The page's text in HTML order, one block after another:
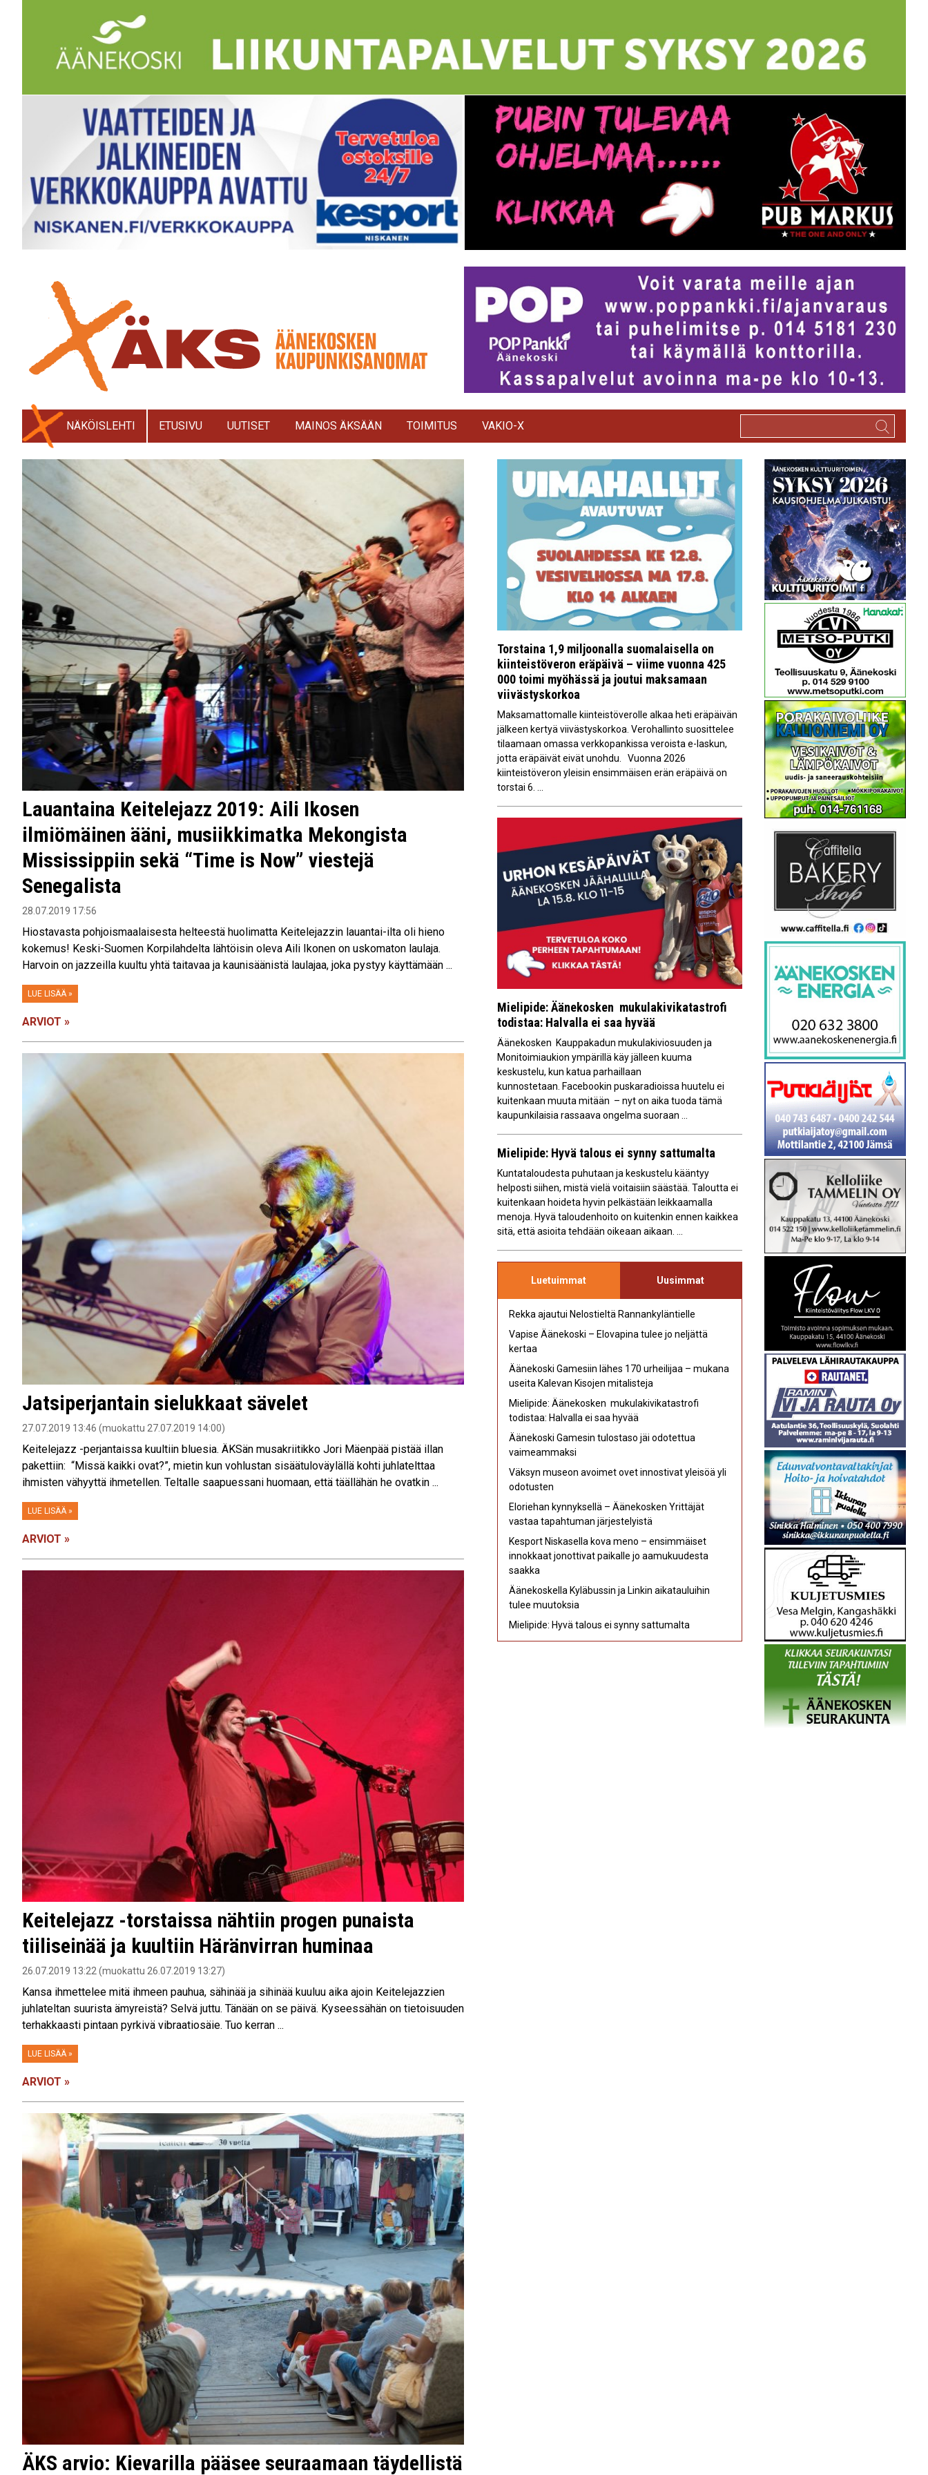
NÄKÖISLEHTI ETUSIVU UUTISET MAINOS ÄKSÄÄN TOIMITUS VAKIO-X
Lauantaina Keitelejazz 2019: Aili Ikosen
ilmiömäinen ääni, musiikkimatka Mekongista
Mississippiin sekä “Time is Now” viestejä
Senegalista
28.07.2019 17:56
Hiostavasta pohjoismaalaisesta helteestä huolimatta Keitelejazzin lauantai-ilta oli hieno
kokemus! Keski-Suomen Korpilahdelta lähtöisin oleva Aili Ikonen on uskomaton laulaja.
Harvoin on jazzeilla kuultu yhtä taitavaa ja kaunisäänistä laulajaa, joka pystyy käyttämään ...
LUE LISÄÄ »
ARVIOT »
Jatsiperjantain sielukkaat sävelet
27.07.2019 13:46 (muokattu 27.07.2019 14:00)
Keitelejazz -perjantaissa kuultiin bluesia. ÄKSän musakriitikko Jori Mäenpää pistää illan
pakettiin: “Missä kaikki ovat?”, mietin kun vohlustan sisäätuloväylällä kohti juhlatelttaa
ihmisten vähyyttä ihmetellen. Teltalle saapuessani huomaan, että täällähän he ovatkin ...
LUE LISÄÄ »
ARVIOT »
Keitelejazz -torstaissa nähtiin progen punaista
tiiliseinää ja kuultiin Häränvirran huminaa
26.07.2019 13:22 (muokattu 26.07.2019 13:27)
Kansa ihmettelee mitä ihmeen pauhua, sähinää ja sihinää kuuluu aika ajoin Keitelejazzien
juhlateltan suurista ämyreistä? Selvä juttu. Tänään on se päivä. Kyseessähän on tietoisuuden
terhakkaasti pintaan pyrkivä vibraatiosäie. Tuo kerran ...
LUE LISÄÄ »
ARVIOT »
ÄKS arvio: Kievarilla pääsee seuraamaan täydellistä
Torstaina 1,9 miljoonalla suomalaisella on
kiinteistöveron eräpäivä – viime vuonna 425
000 toimi myöhässä ja joutui maksamaan
viivästyskorkoa
Maksamattomalle kiinteistöverolle alkaa heti eräpäivän
jälkeen kertyä viivästyskorkoa. Verohallinto suosittelee
tilaamaan omassa verkkopankissa veroista e-laskun,
jotta eräpäivät eivät unohdu. Vuonna 2026
kiinteistöveron yleisin ensimmäisen erän eräpäivä on
torstai 6. ...
Mielipide: Äänekosken mukulakivikatastrofi
todistaa: Halvalla ei saa hyvää
Äänekosken Kauppakadun mukulakiviosuuden ja
Monitoimiaukion ympärillä käy jälleen kuuma
keskustelu, kun katua parhaillaan
kunnostetaan. Facebookin puskaradioissa huutelu ei
kuitenkaan muuta mitään – nyt on aika tuoda tämä
kaupunkilaisia rassaava ongelma suoraan ...
Mielipide: Hyvä talous ei synny sattumalta
Kuntataloudesta puhutaan ja keskustelu kääntyy
helposti siihen, mistä vielä voitaisiin säästää. Taloutta ei
kuitenkaan hoideta hyvin pelkästään leikkaamalla
menoja. Hyvä taloudenhoito on kuitenkin ennen kaikkea
sitä, että asioita tehdään oikeaan aikaan. ...
Luetuimmat Uusimmat
Rekka ajautui Nelostieltä Rannankyläntielle
Vapise Äänekoski – Elovapina tulee jo neljättä
kertaa
Äänekoski Gamesiin lähes 170 urheilijaa – mukana
useita Kalevan Kisojen mitalisteja
Mielipide: Äänekosken mukulakivikatastrofi
todistaa: Halvalla ei saa hyvää
Äänekoski Gamesin tulostaso jäi odotettua
vaimeammaksi
Väksyn museon avoimet ovet innostivat yleisöä yli
odotusten
Eloriehan kynnyksellä – Äänekosken Yrittäjät
vastaa tapahtuman järjestelyistä
Kesport Niskasella kova meno – ensimmäiset
innokkaat jonottivat paikalle jo aamukuudesta
saakka
Äänekoskella Kyläbussin ja Linkin aikatauluihin
tulee muutoksia
Mielipide: Hyvä talous ei synny sattumalta